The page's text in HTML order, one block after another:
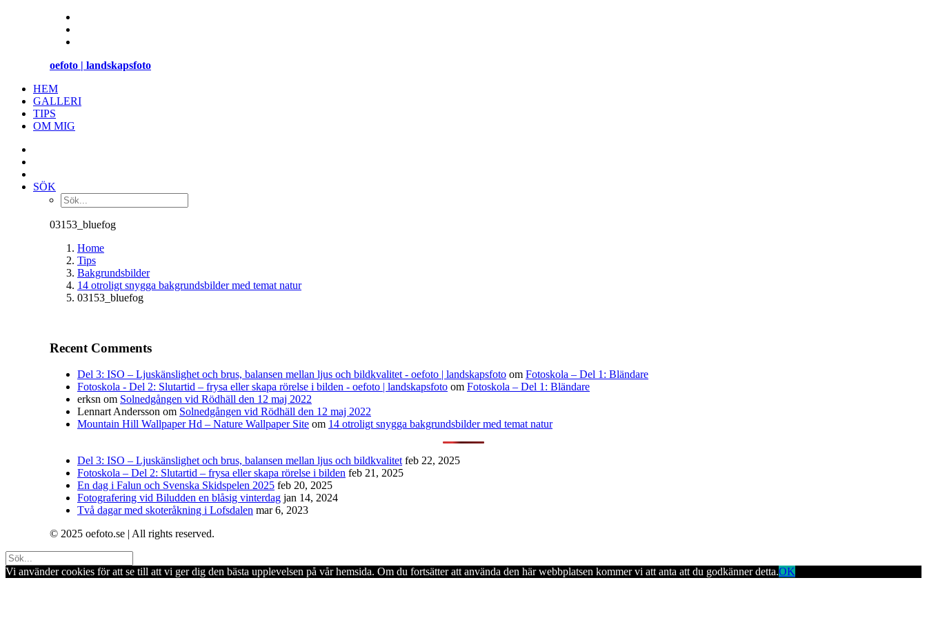
oefoto | landskapsfoto
HEM
GALLERI
TIPS
OM MIG
SÖK
03153_bluefog
Home
Tips
Bakgrundsbilder
14 otroligt snygga bakgrundsbilder med temat natur
03153_bluefog
Recent Comments
Del 3: ISO – Ljuskänslighet och brus, balansen mellan ljus och bildkvalitet - oefoto | landskapsfoto om Fotoskola – Del 1: Bländare
Fotoskola - Del 2: Slutartid – frysa eller skapa rörelse i bilden - oefoto | landskapsfoto om Fotoskola – Del 1: Bländare
erksn om Solnedgången vid Rödhäll den 12 maj 2022
Lennart Andersson om Solnedgången vid Rödhäll den 12 maj 2022
Mountain Hill Wallpaper Hd – Nature Wallpaper Site om 14 otroligt snygga bakgrundsbilder med temat natur
Del 3: ISO – Ljuskänslighet och brus, balansen mellan ljus och bildkvalitet feb 22, 2025
Fotoskola – Del 2: Slutartid – frysa eller skapa rörelse i bilden feb 21, 2025
En dag i Falun och Svenska Skidspelen 2025 feb 20, 2025
Fotografering vid Biludden en blåsig vinterdag jan 14, 2024
Två dagar med skoteråkning i Lofsdalen mar 6, 2023
© 2025 oefoto.se | All rights reserved.
Vi använder cookies för att se till att vi ger dig den bästa upplevelsen på vår hemsida. Om du fortsätter att använda den här webbplatsen kommer vi att anta att du godkänner detta.OK